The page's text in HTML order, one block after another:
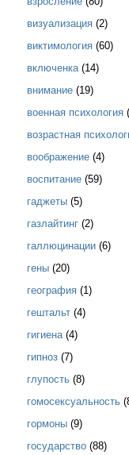
визуализация (2)
виктимология (60)
включенка (14)
внимание (19)
военная психология
возрастная
воображение (4)
воспитание (59)
гаджеты (5)
газлайтинг (2)
галлюцинации (6)
гены (20)
география (1)
гештальт (4)
гигиена (4)
гипноз (7)
глупость (8)
гомосексуальность
гормоны (9)
государство (88)